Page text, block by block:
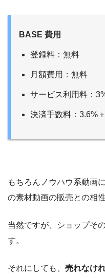
BASE 費用
登録料：無料
月額費用：無料
サービス利用料：
決済手数料：3.6%
もちろんノウハウ系動画
の素材動画の販売との相
当然ですが、ショップそ
す。
それにしても、 売れなけ